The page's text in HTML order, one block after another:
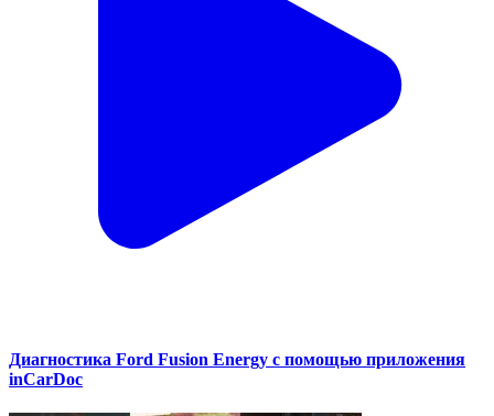
Диагностика Ford Fusion Energy с помощью приложения
inCarDoc